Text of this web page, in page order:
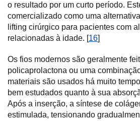
o resultado por um curto período.
comercializado como uma
lifting cirúrgico para pacientes com
relacionadas à idade. [16]
Os fios modernos são geralmente
policaprolactona ou uma
materiais são usados há muito
bem estudados quanto à sua
Após a inserção, a síntese de
estimulada, tensionando